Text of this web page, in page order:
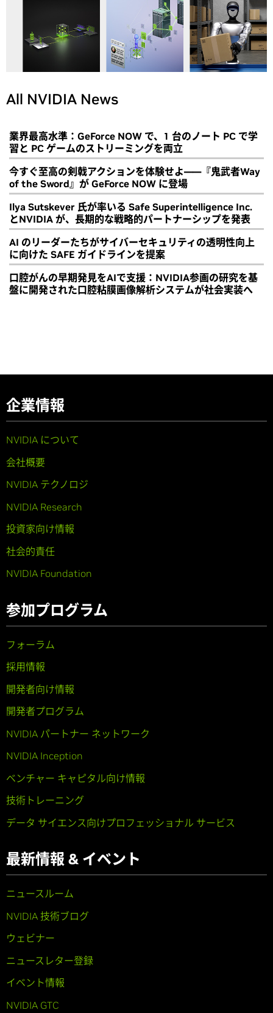
All NVIDIA News
業界最高水準：GeForce NOW で、1 台のノート PC で学
習と PC ゲームのストリーミングを両立
今すぐ至高の剣戟アクションを体験せよ――『鬼武者Way
of the Sword』が GeForce NOW に登場
Ilya Sutskever 氏が率いる Safe Superintelligence Inc.
とNVIDIA が、長期的な戦略的パートナーシップを発表
AI のリーダーたちがサイバーセキュリティの透明性向上
に向けた SAFE ガイドラインを提案
口腔がんの早期発見をAIで支援：NVIDIA参画の研究を基
盤に開発された口腔粘膜画像解析システムが社会実装へ
企業情報
NVIDIA について
会社概要
NVIDIA テクノロジ
NVIDIA Research
投資家向け情報
社会的責任
NVIDIA Foundation
参加プログラム
フォーラム
採用情報
開発者向け情報
開発者プログラム
NVIDIA パートナー ネットワーク
NVIDIA Inception
ベンチャー キャピタル向け情報
技術トレーニング
データ サイエンス向けプロフェッショナル サービス
最新情報 & イベント
ニュースルーム
NVIDIA 技術ブログ
ウェビナー
ニュースレター登録
イベント情報
NVIDIA GTC